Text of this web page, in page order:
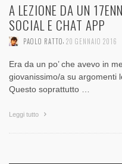
A LEZIONE DA UN
SOCIAL E CHAT APP
PAOLO RATTO 20 GENNAIO 2016
Era da un po’ che avevo in
giovanissimo/a su argomenti
Questo soprattutto …
Leggi tutto